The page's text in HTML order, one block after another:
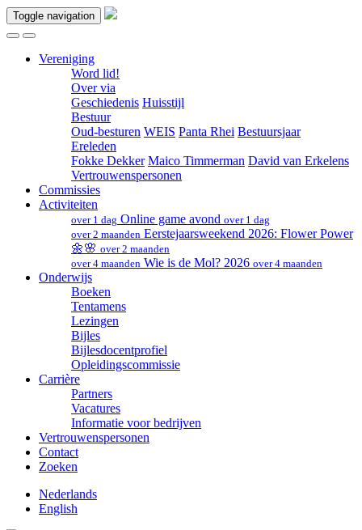
Toggle navigation
Vereniging
Word lid!
Over via
Geschiedenis Huisstijl
Bestuur
Oud-besturen WEIS Panta Rhei Bestuursjaar
Ereleden
Fokke Dekker Maico Timmerman David van Erkelens
Vertrouwenspersonen
Commissies
Activiteiten
over 1 dag Online game avond over 1 dag
over 2 maanden Eerstejaarsweekend 2026: Flower Power
🌼🌸 over 2 maanden
over 4 maanden Wie is de Mol? 2026 over 4 maanden
Onderwijs
Boeken
Tentamens
Lezingen
Bijles
Bijlesdocentprofiel
Opleidingscommissie
Carrière
Partners
Vacatures
Informatie voor bedrijven
Vertrouwenspersonen
Contact
Zoeken
Nederlands
English